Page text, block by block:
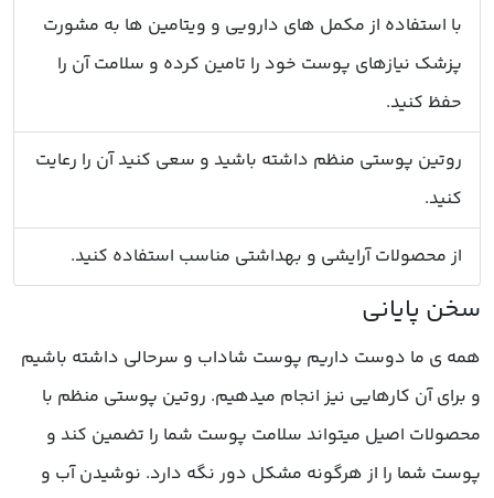
با استفاده از مکمل های دارویی و ویتامین ها به مشورت
پزشک نیازهای پوست خود را تامین کرده و سلامت آن را
حفظ کنید.
روتین پوستی منظم داشته باشید و سعی کنید آن را رعایت
کنید.
از محصولات آرایشی و بهداشتی مناسب استفاده کنید.
همه ی ما دوست داریم پوست شاداب و سرحالی داشته باشیم
و برای آن کارهایی نیز انجام میدهیم. روتین پوستی منظم با
محصولات اصیل میتواند سلامت پوست شما را تضمین کند و
پوست شما را از هرگونه مشکل دور نگه دارد. نوشیدن آب و